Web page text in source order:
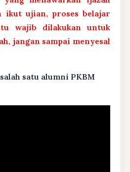
ikut ujian, proses belajar
wajib dilakukan untuk
jangan sampai menyesal
satu alumni PKBM